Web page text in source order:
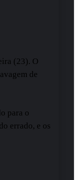
(23). O
de
para o
errado, e os